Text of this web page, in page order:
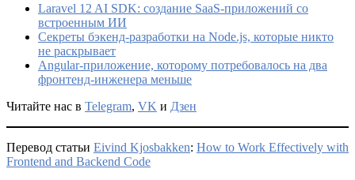
Laravel 12 AI SDK: создание SaaS-приложений со
встроенным ИИ
Секреты бэкенд-разработки на Node.js, которые никто
не раскрывает
Angular-приложение, которому потребовалось на два
фронтенд-инженера меньше
Читайте нас в Telegram, VK и Дзен
Перевод статьи Eivind Kjosbakken: How to Work Effectively with
Frontend and Backend Code